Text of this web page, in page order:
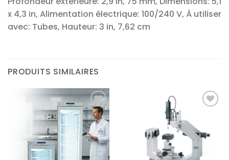
x 4,3 in, Alimentation électrique: 100/240 V, À utiliser
avec: Tubes, Hauteur: 3 in, 7,62 cm
PRODUITS SIMILAIRES
Ajouter
à la liste
d’envies
Ajouter
à la liste
d’envies